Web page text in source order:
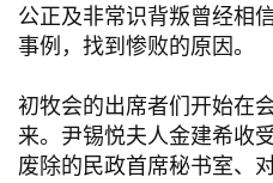
公正及非常识背叛曾经相
事例，找到惨败的原因。
初牧会的出席者们开始在
来。尹锡悦夫人金建希收
废除的民政首席秘书室、